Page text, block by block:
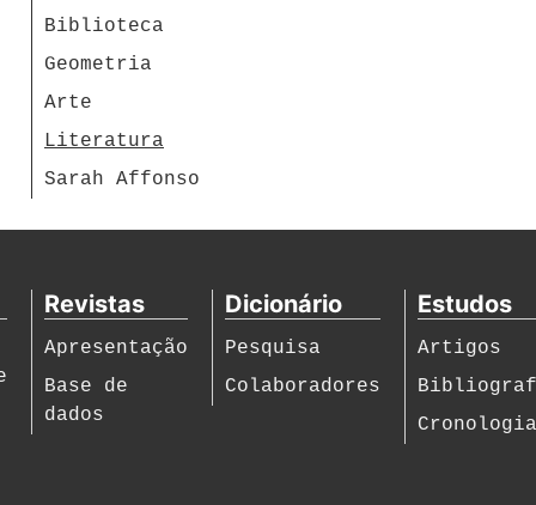
Biblioteca
Geometria
Arte
Literatura
Sarah Affonso
Revistas
Apresentação
Base de
dados
Dicionário
Pesquisa
Colaboradores
Estudos
Artigos